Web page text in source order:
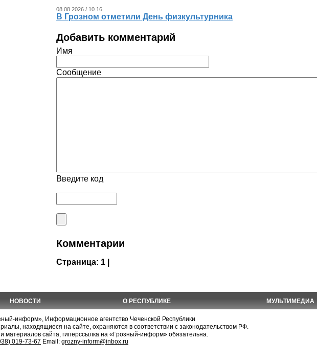
08.08.2026 / 10.16
В Грозном отметили День физкультурника
Добавить комментарий
Имя
Сообщение
Введите код
Комментарии
Страница: 1 |
НОВОСТИ О РЕСПУБЛИКЕ МУЛЬТИМЕДИА
информ», Информационное агентство Чеченской Республики
находящиеся на сайте, охраняются в соответствии с законодательством РФ.
материалов сайта, гиперссылка на «Грозный-информ» обязательна.
019-73-67 Email: grozny-inform@inbox.ru